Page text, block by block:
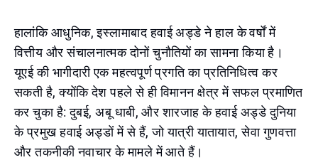
हालांकि आधुनिक, इस्लामाबाद हवाई अड्डे ने हाल के वर्षों में
वित्तीय और संचालनात्मक दोनों चुनौतियों का सामना किया है।
यूएई की भागीदारी एक महत्वपूर्ण प्रगति का प्रतिनिधित्व कर
सकती है, क्योंकि देश पहले से ही विमानन क्षेत्र में सफल प्रमाणित
कर चुका है: दुबई, अबू धाबी, और शारजाह के हवाई अड्डे दुनिया
के प्रमुख हवाई अड्डों में से हैं, जो यात्री यातायात, सेवा गुणवत्ता
और तकनीकी नवाचार के मामले में आते हैं।